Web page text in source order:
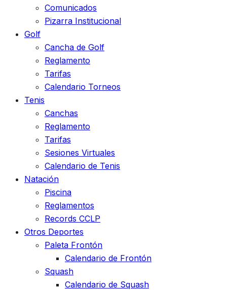
Comunicados
Pizarra Institucional
Golf
Cancha de Golf
Reglamento
Tarifas
Calendario Torneos
Tenis
Canchas
Reglamento
Tarifas
Sesiones Virtuales
Calendario de Tenis
Natación
Piscina
Reglamentos
Records CCLP
Otros Deportes
Paleta Frontón
Calendario de Frontón
Squash
Calendario de Squash